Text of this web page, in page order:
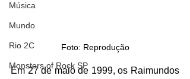
Música
Mundo
Rio 2C
Monsters of Rock SP
Foto: Reprodução
Em 27 de maio de 1999, os Raimundos